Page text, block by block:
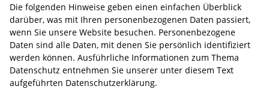
Die folgenden Hinweise geben einen einfachen Überblick
darüber, was mit Ihren personenbezogenen Daten passiert,
wenn Sie unsere Website besuchen. Personenbezogene
Daten sind alle Daten, mit denen Sie persönlich identifiziert
werden können. Ausführliche Informationen zum Thema
Datenschutz entnehmen Sie unserer unter diesem Text
aufgeführten Datenschutzerklärung.